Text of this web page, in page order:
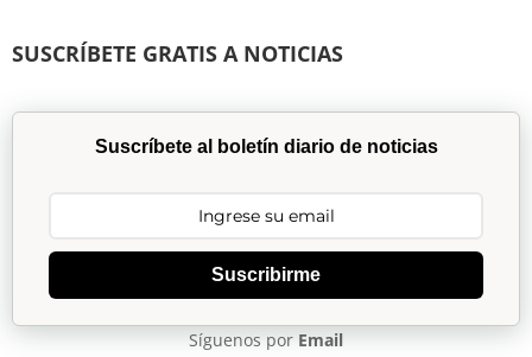
SUSCRÍBETE GRATIS A NOTICIAS
Suscríbete al boletín diario de noticias
Suscribirme
Síguenos por Email